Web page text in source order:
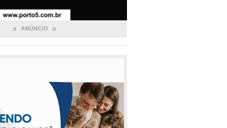
ANÚNCIO